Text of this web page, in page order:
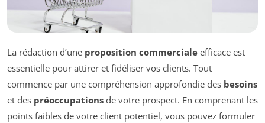
La rédaction d’une proposition commerciale efficace est
essentielle pour attirer et fidéliser vos clients. Tout
commence par une compréhension approfondie des besoins
et des préoccupations de votre prospect. En comprenant les
points faibles de votre client potentiel, vous pouvez formuler